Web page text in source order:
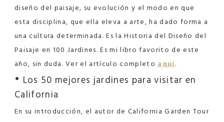
diseño del paisaje, su evolución y el modo en que
esta disciplina, que ella eleva a arte, ha dado forma a
una cultura determinada. Es la Historia del Diseño del
Paisaje en 100 Jardines. Es mi libro favorito de este
año, sin duda. Ver el artículo completoaquí.
• Los 50 mejores jardines para visitar en
California
En su introducción, el autor de California Garden Tour